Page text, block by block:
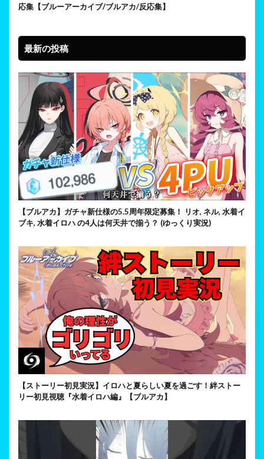
応集【ブルーアーカイブ/ブルアカ/反応集】
最新の投稿
【ブルアカ】ガチャ新仕様の5.5周年限定募集！ リオ, ネル, 水着イ
ブキ, 水着イロハ の4人は何天井で揃う？ (ゆっくり実況)
【ストーリー初見実況】イロハと夏らしい夏を過ごす！絆ストー
リー初見視聴『水着イロハ編』【ブルアカ】